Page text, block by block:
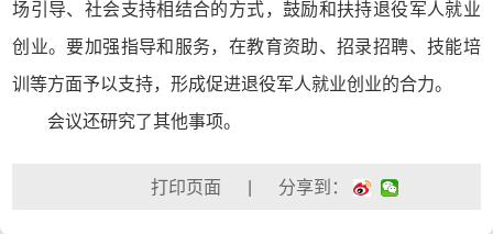
场引导、社会支持相结合的方式，鼓励和扶持退役军人就业
创业。要加强指导和服务，在教育资助、招录招聘、技能培
训等方面予以支持，形成促进退役军人就业创业的合力。
会议还研究了其他事项。
| 分享到：